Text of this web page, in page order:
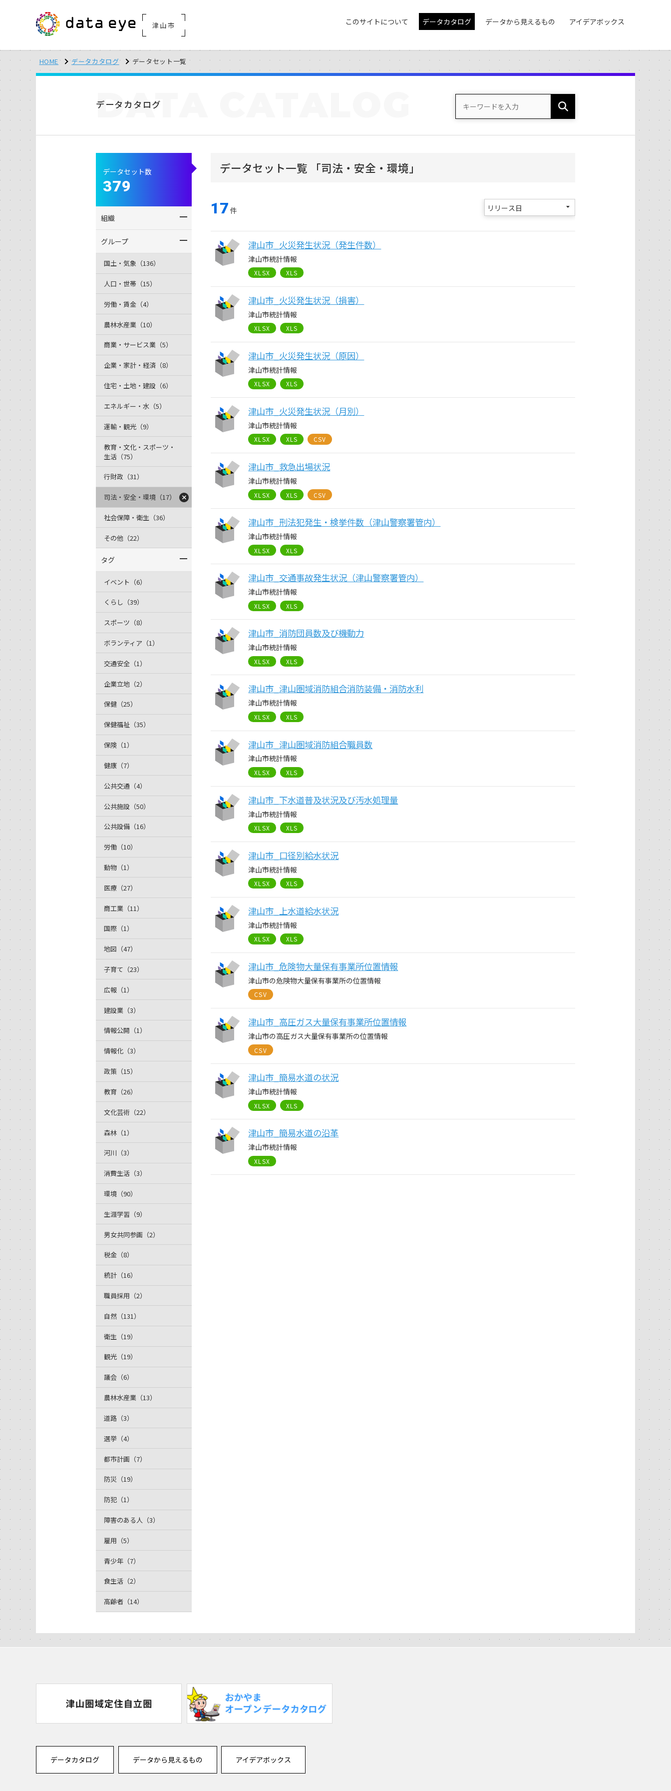
津山市 このサイトについて データカタログ データから見えるもの アイデアボックス
HOME データカタログ データセット一覧
データカタログ
DATA
データセット一覧 「司法・安全・環境」
17 件
津山市_火災発生状況（発生件数）
津山市統計情報
XLSX XLS
津山市_火災発生状況（損害）
津山市統計情報
XLSX XLS
津山市_火災発生状況（原因）
津山市統計情報
XLSX XLS
津山市_火災発生状況（月別）
津山市統計情報
XLSX XLS CSV
津山市_救急出場状況
津山市統計情報
XLSX XLS CSV
津山市_刑法犯発生・検挙件数（津山警察署管内）
津山市統計情報
XLSX XLS
津山市_交通事故発生状況（津山警察署管内）
津山市統計情報
XLSX XLS
津山市_消防団員数及び機動力
津山市統計情報
XLSX XLS
津山市_津山圏域消防組合消防装備・消防水利
津山市統計情報
XLSX XLS
津山市_津山圏域消防組合職員数
津山市統計情報
XLSX XLS
津山市_下水道普及状況及び汚水処理量
津山市統計情報
XLSX XLS
津山市_口径別給水状況
津山市統計情報
XLSX XLS
津山市_上水道給水状況
津山市統計情報
XLSX XLS
津山市_危険物大量保有事業所位置情報
津山市の危険物大量保有事業所の位置情報
CSV
津山市_高圧ガス大量保有事業所位置情報
津山市の高圧ガス大量保有事業所の位置情報
CSV
津山市_簡易水道の状況
津山市統計情報
XLSX XLS
津山市_簡易水道の沿革
津山市統計情報
XLSX
データセット数
379
組織
グループ
国土・気象（136）
人口・世帯（15）
労働・賃金（4）
農林水産業（10）
商業・サービス業（5）
企業・家計・経済（8）
住宅・土地・建設（6）
エネルギー・水（5）
運輸・観光（9）
教育・文化・スポーツ・
生活（75）
行財政（31）
司法・安全・環境（17）
社会保障・衛生（36）
その他（22）
タグ
イベント（6）
くらし（39）
スポーツ（8）
ボランティア（1）
交通安全（1）
企業立地（2）
保健（25）
保健福祉（35）
保険（1）
健康（7）
公共交通（4）
公共施設（50）
公共設備（16）
労働（10）
動物（1）
医療（27）
商工業（11）
国際（1）
地図（47）
子育て（23）
広報（1）
建設業（3）
情報公開（1）
情報化（3）
政策（15）
教育（26）
文化芸術（22）
森林（1）
河川（3）
消費生活（3）
環境（90）
生涯学習（9）
男女共同参画（2）
税金（8）
統計（16）
職員採用（2）
自然（131）
衛生（19）
観光（19）
議会（6）
農林水産業（13）
道路（3）
選挙（4）
都市計画（7）
防災（19）
防犯（1）
障害のある人（3）
雇用（5）
青少年（7）
食生活（2）
高齢者（14）
データカタログ データから見えるもの アイデアボックス